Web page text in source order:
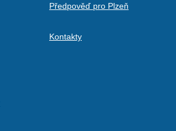
Předpověď pro Plzeň
Kontakty